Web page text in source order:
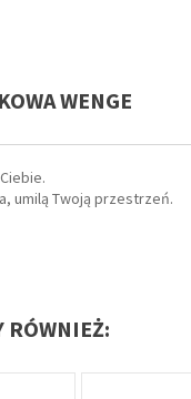
WENGE
umilą Twoją przestrzeń.
RÓWNIEŻ: